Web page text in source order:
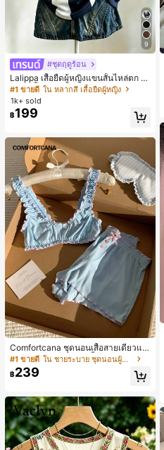
9
#ชุดฤดูร้อน
Lalippa เสื้อยืดผู้หญิงแขนสั้นไหล่ตก ค
อวีปกเสื้อ ลายพิมพ์ดิจิทัลลายทาง สไตล์
สปอร์ตแฟชั่นมินิมอล ของขวัญสำหรับเ
พื่อน
#1 ขายดี ใน หลากสี เสื้อยืดผู้หญิง
1k+ sold
฿199
Comfortcana ชุดนอนเสื้อสายเดี่ยวแต่
งระบายและกางเกงขาสั้นสำหรับผู้หญิง
#1 ขายดี ใน ชายระบาย ชุดนอนผู้หญิง
฿239